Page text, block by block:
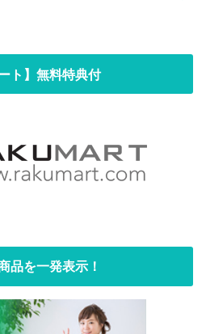
ト】無料特典付
品を一発表示！